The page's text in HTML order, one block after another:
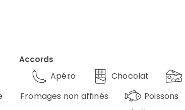
Accords
Apéro Chocolat
Fromages non affinés
Poissons